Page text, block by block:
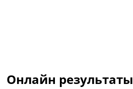
Онлайн результаты